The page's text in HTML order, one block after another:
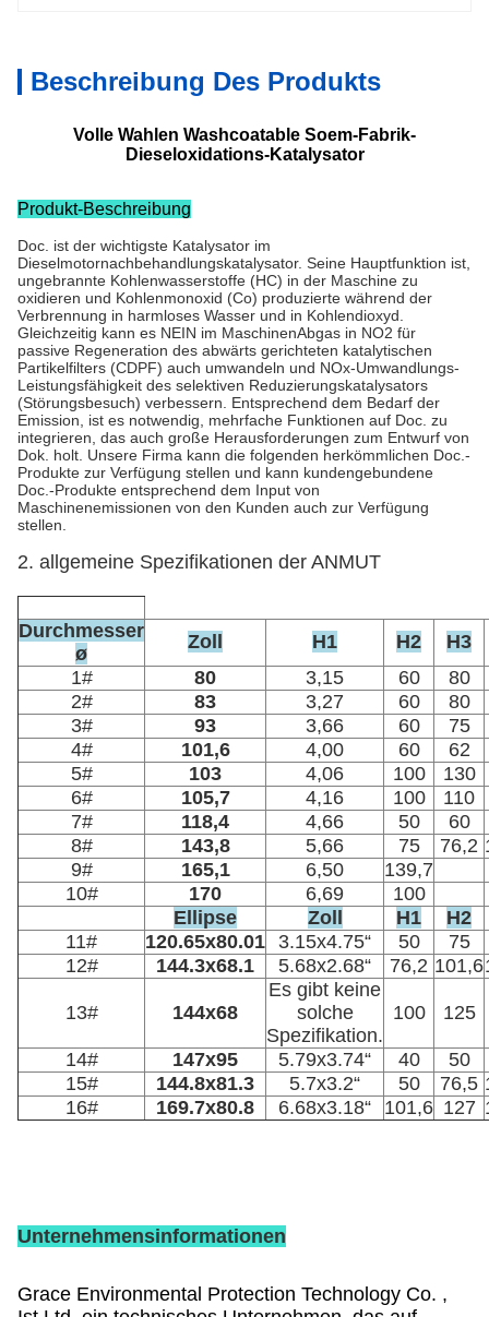
Beschreibung Des Produkts
Volle Wahlen Washcoatable Soem-Fabrik-
Dieseloxidations-Katalysator
Produkt-Beschreibung
Doc. ist der wichtigste Katalysator im
Dieselmotornachbehandlungskatalysator. Seine Hauptfunktion ist,
ungebrannte Kohlenwasserstoffe (HC) in der Maschine zu
oxidieren und Kohlenmonoxid (Co) produzierte während der
Verbrennung in harmloses Wasser und in Kohlendioxyd.
Gleichzeitig kann es NEIN im MaschinenAbgas in NO2 für
passive Regeneration des abwärts gerichteten katalytischen
Partikelfilters (CDPF) auch umwandeln und NOx-Umwandlungs-
Leistungsfähigkeit des selektiven Reduzierungskatalysators
(Störungsbesuch) verbessern. Entsprechend dem Bedarf der
Emission, ist es notwendig, mehrfache Funktionen auf Doc. zu
integrieren, das auch große Herausforderungen zum Entwurf von
Dok. holt. Unsere Firma kann die folgenden herkömmlichen Doc.-
Produkte zur Verfügung stellen und kann kundengebundene
Doc.-Produkte entsprechend dem Input von
Maschinenemissionen von den Kunden auch zur Verfügung
stellen.
2. allgemeine Spezifikationen der ANMUT
Durchmesser
ø
Zoll H1 H2
H3
1#
80 3,15 60
80
2#
83 3,27 60
80
3#
93 3,66 60
75
4#
101,6 4,00 60
62
5#
103 4,06 100
130
6#
105,7 4,16 100
110
7#
118,4 4,66 50
60
8#
143,8 5,66 75 76,2
9#
165,1 6,50
139,7
10#
170 6,69
100
Ellipse
Zoll H1
H2
11#
120.65x80.01 3.15x4.75“ 50
75
12#
144.3x68.1 5.68x2.68“ 76,2 101,6
13# 144x68
Es gibt keine
solche
Spezifikation.
100 125
14# 147x95 5.79x3.74“ 40
50
15#
144.8x81.3 5.7x3.2“ 50 76,5
16#
169.7x80.8 6.68x3.18“ 101,6 127
Unternehmensinformationen
Grace Environmental Protection Technology Co. ,